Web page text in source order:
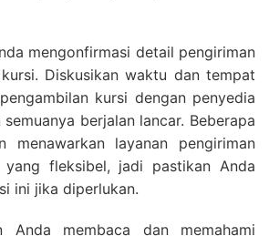
mengonfirmasi detail pengiriman
Diskusikan waktu dan tempat
kursi dengan penyedia
berjalan lancar. Beberapa
menawarkan layanan pengiriman
yang fleksibel, jadi pastikan Anda
ini jika diperlukan.
Anda membaca dan memahami